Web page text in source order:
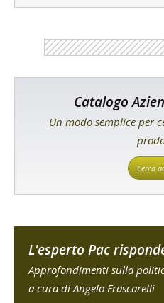
Catalogo
Un modo semplice per
Cerca
L'esperto Pac
Approfondimenti sulla
a cura di Angelo Frascarelli